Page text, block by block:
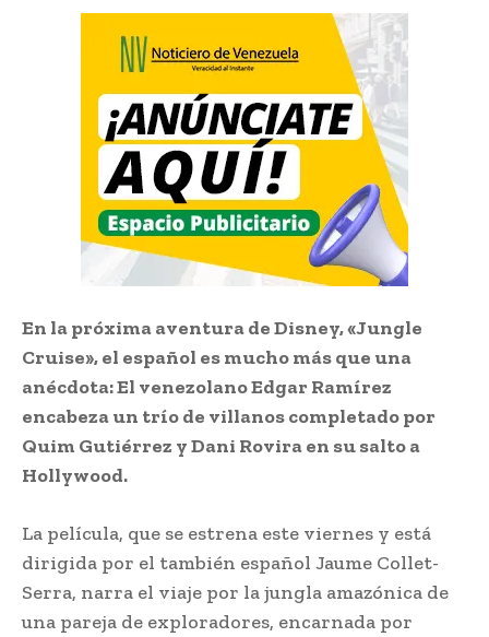
En la próxima aventura de Disney, «Jungle
Cruise», el español es mucho más que una
anécdota: El venezolano Edgar Ramírez
encabeza un trío de villanos completado por
Quim Gutiérrez y Dani Rovira en su salto a
Hollywood.
La película, que se estrena este viernes y está
dirigida por el también español Jaume Collet-
Serra, narra el viaje por la jungla amazónica de
una pareja de exploradores, encarnada por